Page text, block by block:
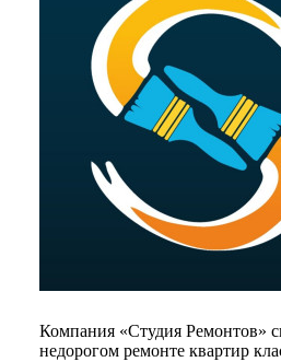
Компания «Студия Ремонтов»
недорогом ремонте квартир